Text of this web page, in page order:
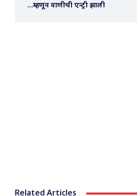
…म्हणून वाणीची एन्ट्री झाली
Related Articles